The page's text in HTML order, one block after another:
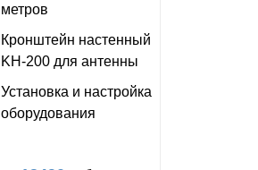
метров
Кронштейн настенный
KH-200 для антенны
Установка и настройка
оборудования